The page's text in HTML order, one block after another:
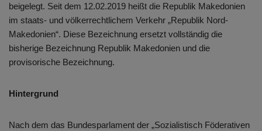
beigelegt. Seit dem 12.02.2019 heißt die Republik Makedonien
im staats- und völkerrechtlichem Verkehr „Republik Nord-
Makedonien“. Diese Bezeichnung ersetzt vollständig die
bisherige Bezeichnung Republik Makedonien und die
provisorische Bezeichnung.
Hintergrund
Nach dem das Bundesparlament der „Sozialistisch Föderativen